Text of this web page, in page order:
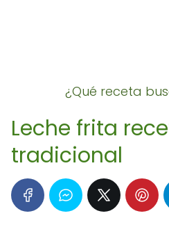
¿Qué receta
Leche frita
tradicional